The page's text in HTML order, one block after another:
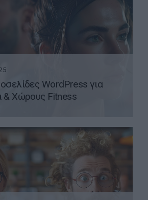
WordPress για
& Χώρους Fitness